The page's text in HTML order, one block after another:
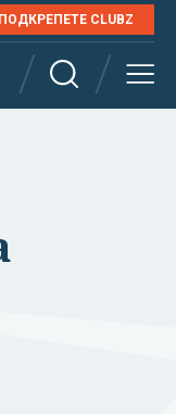
ПОДКРЕПЕТЕ CLUBZ